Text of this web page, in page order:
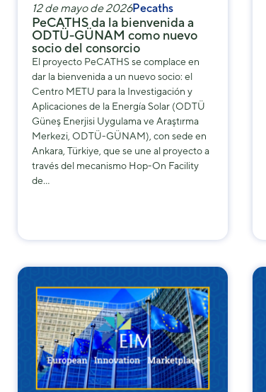
12 de mayo de 2026Pecaths
PeCATHS da la bienvenida a
ODTÜ-GÜNAM como nuevo
socio del consorcio
El proyecto PeCATHS se complace en
dar la bienvenida a un nuevo socio: el
Centro METU para la Investigación y
Aplicaciones de la Energía Solar (ODTÜ
Güneş Enerjisi Uygulama ve Araştırma
Merkezi, ODTÜ-GÜNAM), con sede en
Ankara, Türkiye, que se une al proyecto a
través del mecanismo Hop-On Facility
de…